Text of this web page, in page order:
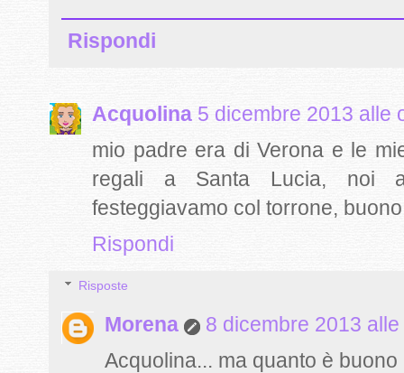
Rispondi
Acquolina 5 dicembre 2013 alle
mio padre era di Verona e le
regali a Santa Lucia, noi
festeggiavamo col torrone,
Rispondi
Risposte
Morena
8 dicembre 2013
Acquolina... ma quanto è